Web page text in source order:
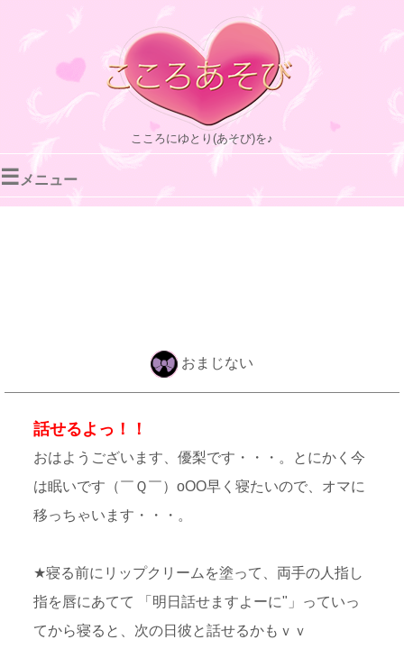
こころにゆとり(あそび)を♪
☰ メニュー
おまじない
話せるよっ！！
おはようございます、優梨です・・・。とにかく今
は眠いです（￣Ｑ￣）оОΟ早く寝たいので、オマに
移っちゃいます・・・。
★寝る前にリップクリームを塗って、両手の人指し
指を唇にあてて 「明日話せますよーに"」っていっ
てから寝ると、次の日彼と話せるかもｖｖ